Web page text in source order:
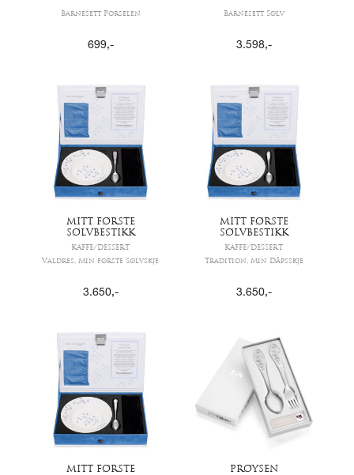
Barnesett Porselen
699,-
Barnesett Sølv
3.598,-
MITT FØRSTE
SØLVBESTIKK
KAFFE/DESSERT
Valdres, Min første Sølvskje
3.650,-
MITT FØRSTE
SØLVBESTIKK
KAFFE/DESSERT
Tradition, Min Dåpsskje
3.650,-
MITT FØRSTE
PRØYSEN